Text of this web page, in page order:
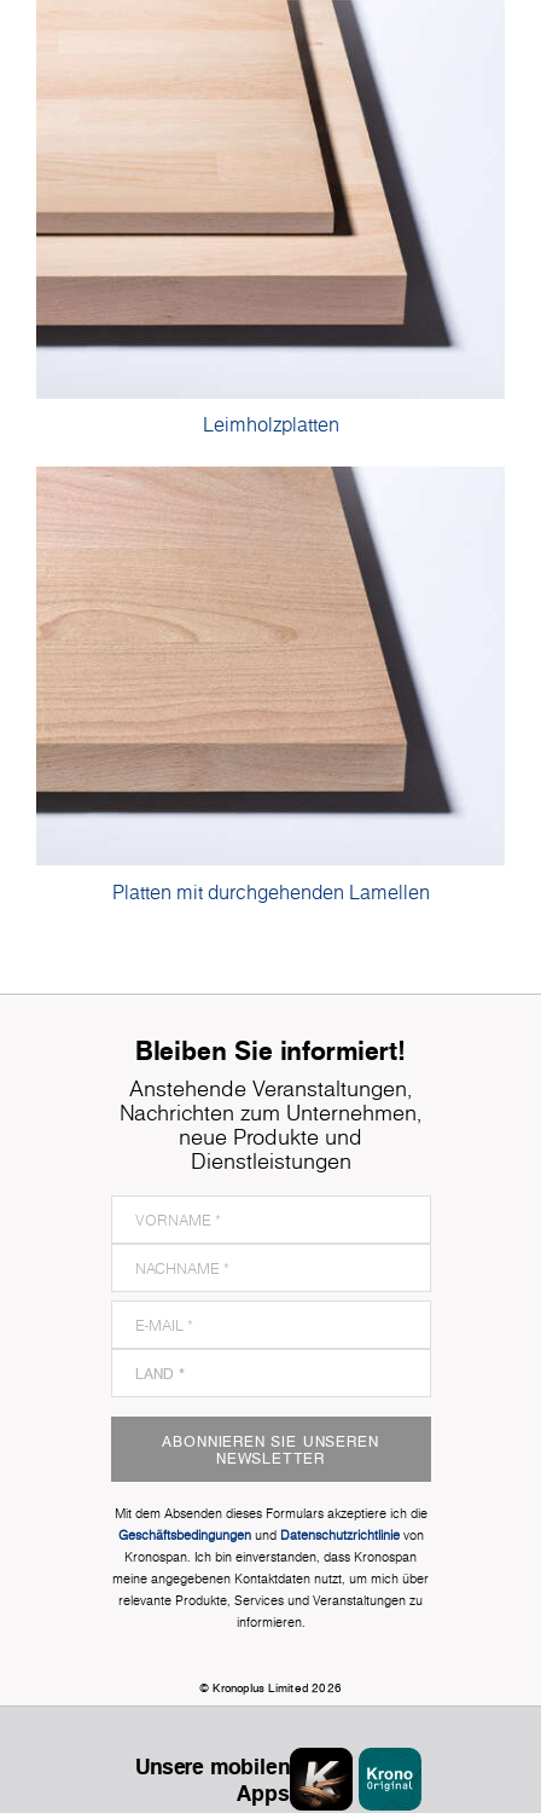
Leimholzplatten
Platten mit durchgehenden Lamellen
Bleiben Sie informiert!
Anstehende Veranstaltungen,
Nachrichten zum Unternehmen,
neue Produkte und
Dienstleistungen
ABONNIEREN SIE UNSEREN
NEWSLETTER
Mit dem Absenden dieses Formulars akzeptiere ich die
Geschäftsbedingungenund Datenschutzrichtlinievon
Kronospan. Ich bin einverstanden, dass Kronospan
meine angegebenen Kontaktdaten nutzt, um mich über
relevante Produkte, Services und Veranstaltungen zu
informieren.
© Kronoplus Limited 2026
Unsere mobilen
Apps